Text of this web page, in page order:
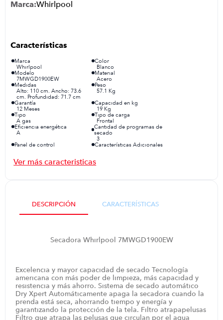
Whirlpool
Marca
Whirlpool
Color
Blanco
Modelo
7MWGD1900EW
Material
Acero
Medidas
Alto: 110 cm. Ancho: 73.6
cm. Profundidad: 71.7 cm
Peso
57.1 Kg
Garantía
12 Meses
Capacidad en kg
19 Kg
Tipo
A gas
Tipo de carga
Frontal
Eficiencia energética
A
Cantidad de programas de
secado
3
Panel de control
Características Adicionales
DESCRIPCIÓN CARACTERÍSTICAS
Secadora Whirlpool 7MWGD1900EW
Excelencia y mayor capacidad de secado Tecnología
americana con más poder de limpieza, más capacidad y
resistencia y más ahorro. Sistema de secado automático
Dry Xpert Automáticamente apaga la secadora cuando la
prenda está seca, ahorrando tiempo y energía y
garantizando la protección de la tela. Filtro atrapapelusas
Filtro que atrapa las pelusas que circulan por el agua
9. congelador